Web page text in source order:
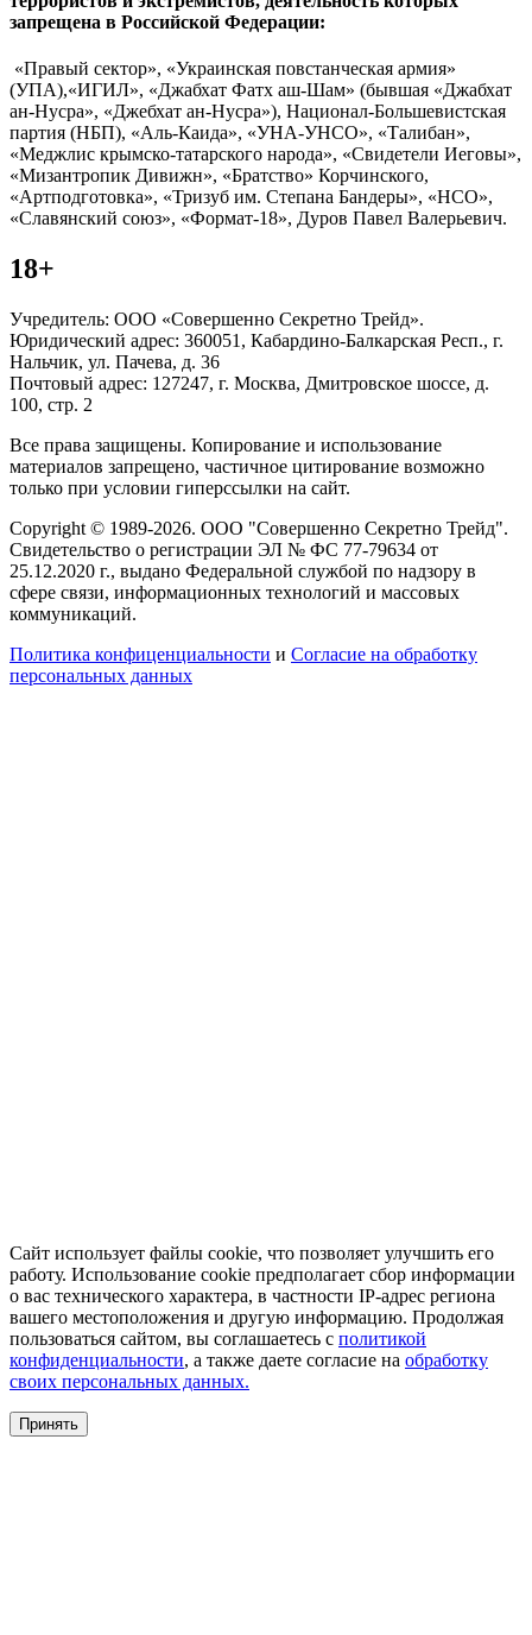
запрещена в Российской Федерации:
«Правый сектор», «Украинская повстанческая армия»
(УПА),«ИГИЛ», «Джабхат Фатх аш-Шам» (бывшая «Джабхат
ан-Нусра», «Джебхат ан-Нусра»), Национал-Большевистская
партия (НБП), «Аль-Каида», «УНА-УНСО», «Талибан»,
«Меджлис крымско-татарского народа», «Свидетели Иеговы»,
«Мизантропик Дивижн», «Братство» Корчинского,
«Артподготовка», «Тризуб им. Степана Бандеры», «НСО»,
«Славянский союз», «Формат-18», Дуров Павел Валерьевич.
18+
Учредитель: ООО «Совершенно Секретно Трейд».
Юридический адрес: 360051, Кабардино-Балкарская Респ., г.
Нальчик, ул. Пачева, д. 36
Почтовый адрес: 127247, г. Москва, Дмитровское шоссе, д.
100, стр. 2
Все права защищены. Копирование и использование
материалов запрещено, частичное цитирование возможно
только при условии гиперссылки на сайт.
Copyright © 1989-2026. ООО "Совершенно Секретно Трейд".
Свидетельство о регистрации ЭЛ № ФС 77-79634 от
25.12.2020 г., выдано Федеральной службой по надзору в
сфере связи, информационных технологий и массовых
коммуникаций.
Политика конфиценциальности и Согласие на обработку
персональных данных
Сайт использует файлы cookie, что позволяет улучшить его
работу. Использование cookie предполагает сбор информации
о вас технического характера, в частности IP-адрес региона
вашего местоположения и другую информацию. Продолжая
пользоваться сайтом, вы соглашаетесь с политикой
конфиденциальности, а также даете согласие на обработку
своих персональных данных.
Принять